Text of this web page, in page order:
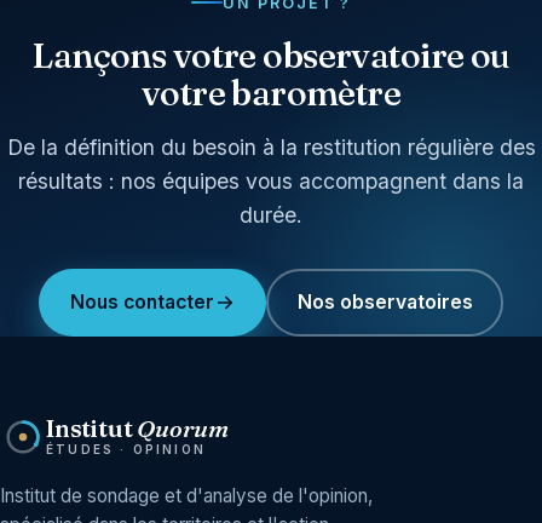
Lançons votre observatoire ou
votre baromètre
De la définition du besoin à la restitution régulière des
résultats : nos équipes vous accompagnent dans la
durée.
Nous contacter Nos observatoires
InstitutQuorum
ÉTUDES · OPINION
Institut de sondage et d'analyse de l'opinion,